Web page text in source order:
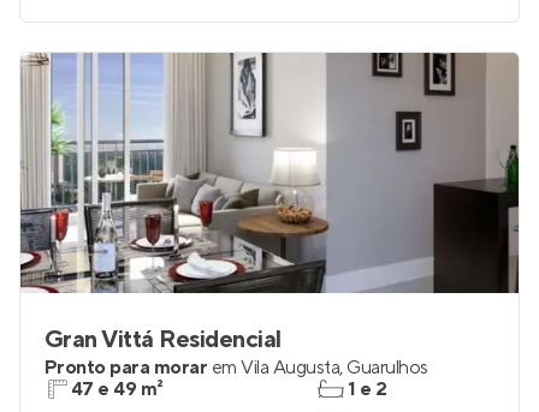
Gran Vittá Residencial
Pronto para morar em Vila Augusta, Guarulhos
47 e 49 m²
1 e 2